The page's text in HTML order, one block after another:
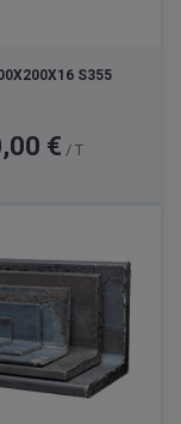
S355
€ / T